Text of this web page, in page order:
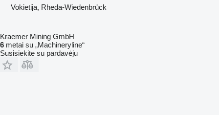
Vokietija, Rheda-Wiedenbrück
Kraemer Mining GmbH
6 metai su „Machineryline“
Susisiekite su pardavėju